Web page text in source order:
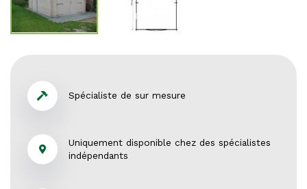
Spécialiste de sur mesure
Uniquement disponible chez des spécialistes
indépendants